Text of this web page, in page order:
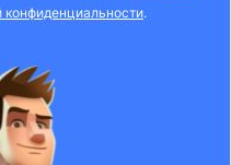
конфиденциальности.